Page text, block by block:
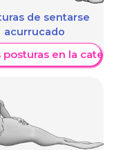
de sentarse
acurrucado
posturas en la